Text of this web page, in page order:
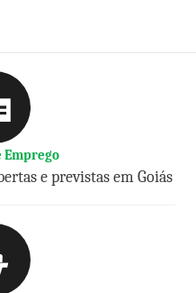
Emprego
e previstas em Goiás